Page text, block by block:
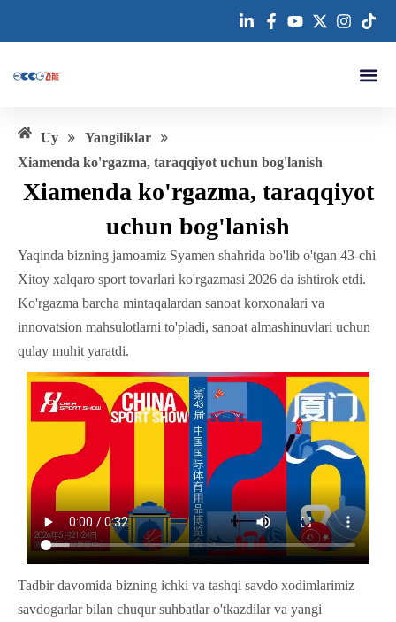
Uy » Yangiliklar »
Xiamenda ko'rgazma, taraqqiyot uchun bog'lanish
Xiamenda ko'rgazma, taraqqiyot
uchun bog'lanish
Yaqinda bizning jamoamiz Syamen shahrida bo'lib o'tgan 43-chi
Xitoy xalqaro sport tovarlari ko'rgazmasi 2026 da ishtirok etdi.
Ko'rgazma barcha mintaqalardan sanoat korxonalari va
innovatsion mahsulotlarni to'pladi, sanoat almashinuvlari uchun
qulay muhit yaratdi.
Tadbir davomida bizning ichki va tashqi savdo xodimlarimiz
savdogarlar bilan chuqur suhbatlar o'tkazdilar va yangi